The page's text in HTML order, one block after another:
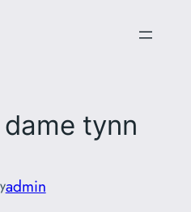
tynn
admin